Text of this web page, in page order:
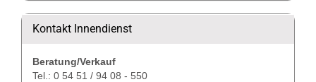
Kontakt Innendienst
Beratung/Verkauf
Tel.: 0 54 51 / 94 08 - 550